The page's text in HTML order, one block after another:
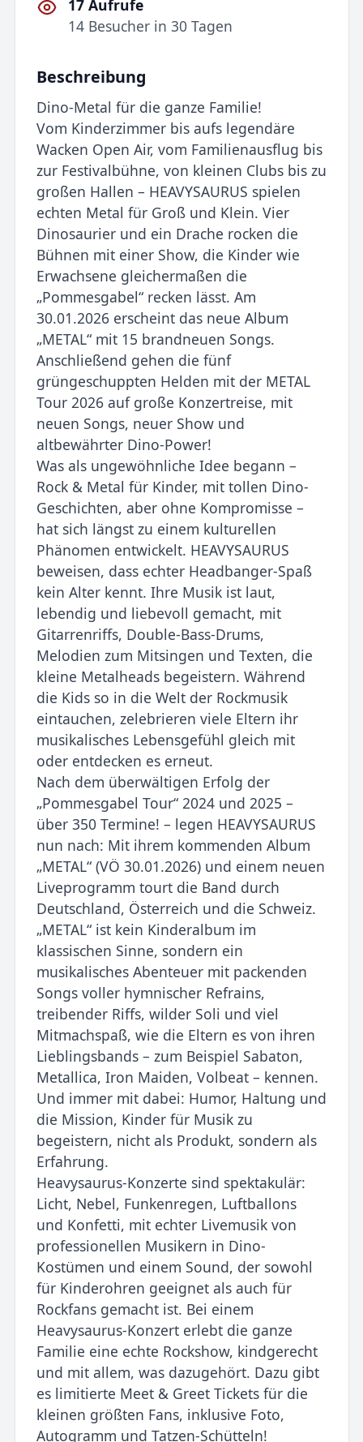
17 Aufrufe
14 Besucher in 30 Tagen
Beschreibung
Dino-Metal für die ganze Familie!
Vom Kinderzimmer bis aufs legendäre
Wacken Open Air, vom Familienausflug bis
zur Festivalbühne, von kleinen Clubs bis zu
großen Hallen – HEAVYSAURUS spielen
echten Metal für Groß und Klein. Vier
Dinosaurier und ein Drache rocken die
Bühnen mit einer Show, die Kinder wie
Erwachsene gleichermaßen die
„Pommesgabel“ recken lässt. Am
30.01.2026 erscheint das neue Album
„METAL“ mit 15 brandneuen Songs.
Anschließend gehen die fünf
grüngeschuppten Helden mit der METAL
Tour 2026 auf große Konzertreise, mit
neuen Songs, neuer Show und
altbewährter Dino-Power!
Was als ungewöhnliche Idee begann –
Rock & Metal für Kinder, mit tollen Dino-
Geschichten, aber ohne Kompromisse –
hat sich längst zu einem kulturellen
Phänomen entwickelt. HEAVYSAURUS
beweisen, dass echter Headbanger-Spaß
kein Alter kennt. Ihre Musik ist laut,
lebendig und liebevoll gemacht, mit
Gitarrenriffs, Double-Bass-Drums,
Melodien zum Mitsingen und Texten, die
kleine Metalheads begeistern. Während
die Kids so in die Welt der Rockmusik
eintauchen, zelebrieren viele Eltern ihr
musikalisches Lebensgefühl gleich mit
oder entdecken es erneut.
Nach dem überwältigen Erfolg der
„Pommesgabel Tour“ 2024 und 2025 –
über 350 Termine! – legen HEAVYSAURUS
nun nach: Mit ihrem kommenden Album
„METAL“ (VÖ 30.01.2026) und einem neuen
Liveprogramm tourt die Band durch
Deutschland, Österreich und die Schweiz.
„METAL“ ist kein Kinderalbum im
klassischen Sinne, sondern ein
musikalisches Abenteuer mit packenden
Songs voller hymnischer Refrains,
treibender Riffs, wilder Soli und viel
Mitmachspaß, wie die Eltern es von ihren
Lieblingsbands – zum Beispiel Sabaton,
Metallica, Iron Maiden, Volbeat – kennen.
Und immer mit dabei: Humor, Haltung und
die Mission, Kinder für Musik zu
begeistern, nicht als Produkt, sondern als
Erfahrung.
Heavysaurus-Konzerte sind spektakulär:
Licht, Nebel, Funkenregen, Luftballons
und Konfetti, mit echter Livemusik von
professionellen Musikern in Dino-
Kostümen und einem Sound, der sowohl
für Kinderohren geeignet als auch für
Rockfans gemacht ist. Bei einem
Heavysaurus-Konzert erlebt die ganze
Familie eine echte Rockshow, kindgerecht
und mit allem, was dazugehört. Dazu gibt
es limitierte Meet & Greet Tickets für die
kleinen größten Fans, inklusive Foto,
Autogramm und Tatzen-Schütteln!